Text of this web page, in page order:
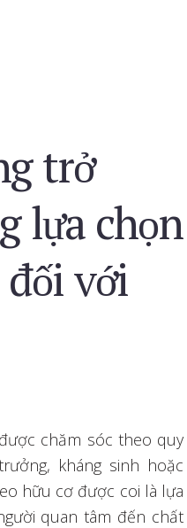
trở
lựa chọn
với
chăm sóc theo quy
kháng sinh hoặc
hữu cơ được coi là lựa
quan tâm đến chất